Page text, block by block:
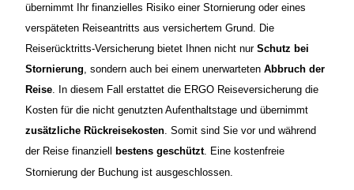
übernimmt Ihr finanzielles Risiko einer Stornierung oder eines
verspäteten Reiseantritts aus versichertem Grund.
Die
Reiserücktritts-Versicherung bietet Ihnen nicht nur Schutz bei
Stornierung , sondern auch bei einem unerwarteten Abbruch der
Reise . In diesem Fall erstattet die ERGO Reiseversicherung die
Kosten für die nicht genutzten Aufenthaltstage und übernimmt
zusätzliche Rückreisekosten . Somit sind Sie vor und während
der Reise finanziell
bestens geschützt. Eine kostenfreie
Stornierung der Buchung ist ausgeschlossen.